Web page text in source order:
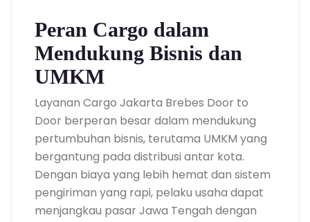
Peran Cargo dalam
Mendukung Bisnis dan
UMKM
Layanan Cargo Jakarta Brebes Door to
Door berperan besar dalam mendukung
pertumbuhan bisnis, terutama UMKM yang
bergantung pada distribusi antar kota.
Dengan biaya yang lebih hemat dan sistem
pengiriman yang rapi, pelaku usaha dapat
menjangkau pasar Jawa Tengah dengan